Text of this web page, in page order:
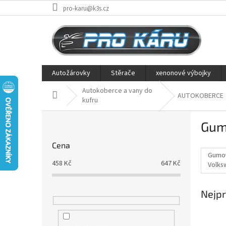
na
pro-karu@k3s.cz
Autožárovky Stěrače xenonové výbojky
Domů Autokoberce a vany do
kufru
AUTOKOBERCE
Cena
458 Kč 647Kč
03/